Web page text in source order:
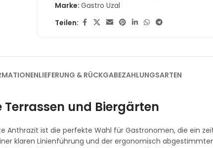
Marke:Gastro Uzal
Teilen:
LIEFERUNG & RÜCKGABEZAHLUNGSARTEN
und Biergärten
Anthrazit ist die perfekte Wahl für Gastronomen, die ein
klaren Linienführung und der ergonomisch